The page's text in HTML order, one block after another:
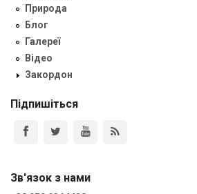
Природа
Блог
Галереї
Відео
Закордон
Підпишіться
Зв'язок з нами